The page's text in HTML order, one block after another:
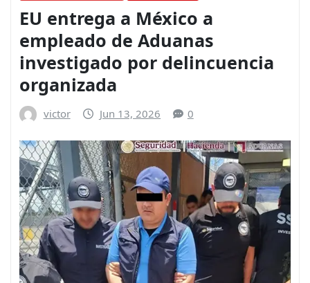
EU entrega a México a
empleado de Aduanas
investigado por delincuencia
organizada
victor Jun 13, 2026 0